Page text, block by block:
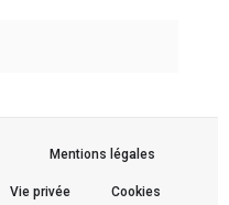
Mentions légales
Vie privée Cookies